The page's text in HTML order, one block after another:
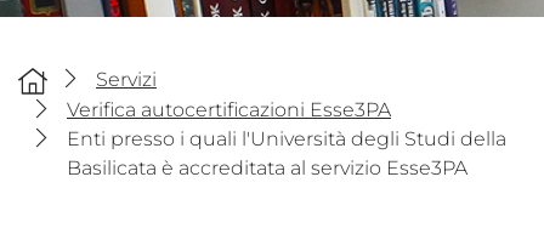
Servizi
Verifica autocertificazioni Esse3PA
Enti presso i quali l'Università degli Studi della
Basilicata è accreditata al servizio Esse3PA